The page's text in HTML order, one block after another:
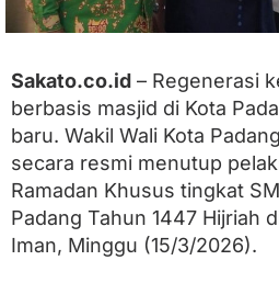
s
N
s
r
T
u
t
u
p
e
Sakato.co.id – Regenerasi
berbasis masjid di Kota
baru. Wakil Wali Kota
secara resmi menutup
Ramadan Khusus tingkat
Padang Tahun 1447 Hijriah
Iman, Minggu (15/3/2026).